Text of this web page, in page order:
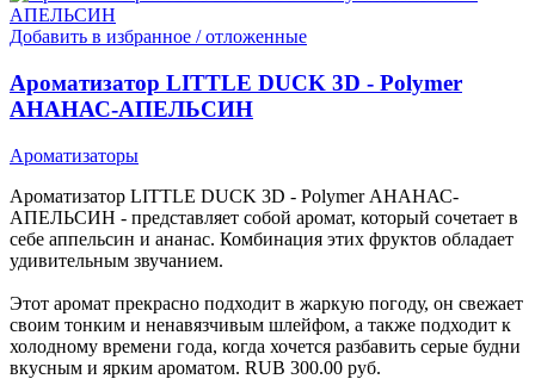
Добавить в избранное / отложенные
Ароматизатор LITTLE DUCK 3D - Polymer
АНАНАС-АПЕЛЬСИН
Ароматизаторы
Ароматизатор LITTLE DUCK 3D - Polymer АНАНАС-
АПЕЛЬСИН - представляет собой аромат, который сочетает в
себе аппельсин и ананас. Комбинация этих фруктов обладает
удивительным звучанием.
Этот аромат прекрасно подходит в жаркую погоду, он свежает
своим тонким и ненавязчивым шлейфом, а также подходит к
холодному времени года, когда хочется разбавить серые будни
вкусным и ярким ароматом. RUB 300.00 руб.